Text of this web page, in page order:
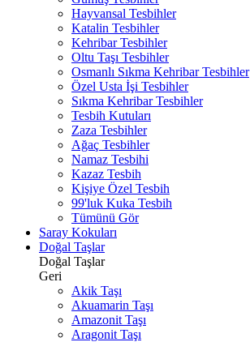
Hayvansal Tesbihler
Katalin Tesbihler
Kehribar Tesbihler
Oltu Taşı Tesbihler
Osmanlı Sıkma Kehribar Tesbihler
Özel Usta İşi Tesbihler
Sıkma Kehribar Tesbihler
Tesbih Kutuları
Zaza Tesbihler
Ağaç Tesbihler
Namaz Tesbihi
Kazaz Tesbih
Kişiye Özel Tesbih
99'luk Kuka Tesbih
Tümünü Gör
Saray Kokuları
Doğal Taşlar
Doğal Taşlar
Geri
Akik Taşı
Akuamarin Taşı
Amazonit Taşı
Aragonit Taşı